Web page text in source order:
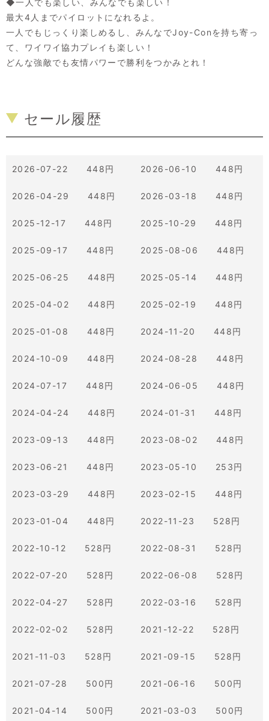
◆一人でも楽しい、みんなでも楽しい！
最大4人までパイロットになれるよ。
一人でもじっくり楽しめるし、みんなでJoy-Conを持ち寄っ
て、ワイワイ協力プレイも楽しい！
どんな強敵でも友情パワーで勝利をつかみとれ！
セール履歴
2026-07-22 448円 2026-06-10 448円
2026-04-29 448円 2026-03-18 448円
2025-12-17 448円 2025-10-29 448円
2025-09-17 448円 2025-08-06 448円
2025-06-25 448円 2025-05-14 448円
2025-04-02 448円 2025-02-19 448円
2025-01-08 448円 2024-11-20 448円
2024-10-09 448円 2024-08-28 448円
2024-07-17 448円 2024-06-05 448円
2024-04-24 448円 2024-01-31 448円
2023-09-13 448円 2023-08-02 448円
2023-06-21 448円 2023-05-10 253円
2023-03-29 448円 2023-02-15 448円
2023-01-04 448円 2022-11-23 528円
2022-10-12 528円 2022-08-31 528円
2022-07-20 528円 2022-06-08 528円
2022-04-27 528円 2022-03-16 528円
2022-02-02 528円 2021-12-22 528円
2021-11-03 528円 2021-09-15 528円
2021-07-28 500円 2021-06-16 500円
2021-04-14 500円 2021-03-03 500円